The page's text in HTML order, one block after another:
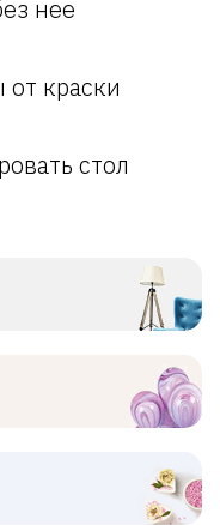
нее
краски
стол